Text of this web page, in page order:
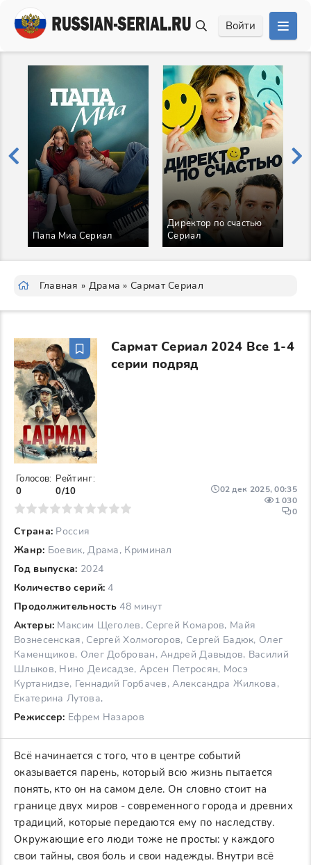
Войти
Папа Миа Сериал
Директор по счастью
Сериал
Главная » Драма » Сармат Сериал
Сармат Сериал 2024 Все 1-4
серии подряд
Страна: Россия
Жанр: Боевик, Драма, Криминал
Год выпуска: 2024
Количество серий: 4
Продолжительность 48 минут
Актеры: Максим Щеголев, Сергей Комаров, Майя
Вознесенская, Сергей Холмогоров, Сергей Бадюк, Олег
Каменщиков, Олег Доброван, Андрей Давыдов, Василий
Шлыков, Нино Деисадзе, Арсен Петросян, Мосэ
Куртанидзе, Геннадий Горбачев, Александра Жилкова,
Екатерина Лутова,
Режиссер: Ефрем Назаров
02 дек 2025, 00:35
1 030
0
Голосов:
0
Рейтинг:
0/10
7 8 9 10
Всё начинается с того, что в центре событий
оказывается парень, который всю жизнь пытается
понять, кто он на самом деле. Он словно стоит на
границе двух миров - современного города и древних
традиций, которые передаются ему по наследству.
Окружающие его люди тоже не просты: у каждого
свои тайны, своя боль и свои надежды. Внутри всё